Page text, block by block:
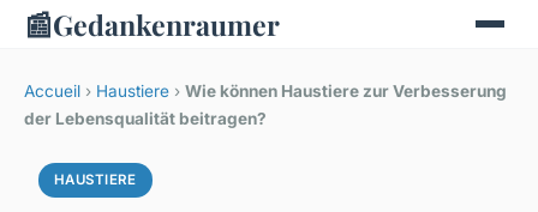
📰Gedankenraumer
Accueil › Haustiere › Wie können Haustiere zur Verbesserung
der Lebensqualität beitragen?
HAUSTIERE